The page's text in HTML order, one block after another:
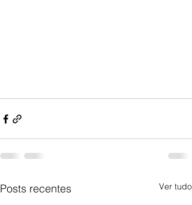
Posts recentes Ver tudo